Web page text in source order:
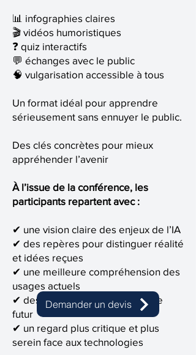
📊 infographies claires
🎬 vidéos humoristiques
❓ quiz interactifs
💬 échanges avec le public
🧠 vulgarisation accessible à tous
Un format idéal pour apprendre
sérieusement sans ennuyer le public.
Des clés concrètes pour mieux
appréhender l’avenir
À l’issue de la conférence, les
participants repartent avec :
✔ une vision claire des enjeux de l’IA
✔ des repères pour distinguer réalité
et idées reçues
✔ une meilleure compréhension des
usages actuels
✔ des pistes de réflexion pour le
futur
✔ un regard plus critique et plus
serein face aux technologies
Demander un devis